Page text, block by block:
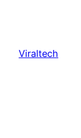
Viraltech